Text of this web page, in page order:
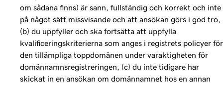
om sådana finns) är sann, fullständig och korrekt och inte
på något sätt missvisande och att ansökan görs i god tro,
(b) du uppfyller och ska fortsätta att uppfylla
kvalificeringskriterierna som anges i registrets policyer för
den tillämpliga toppdomänen under varaktigheten för
domännamnsregistreringen, (c) du inte tidigare har
skickat in en ansökan om domännamnet hos en annan